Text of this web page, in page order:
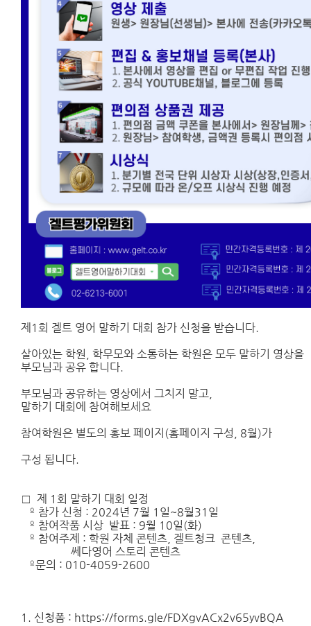
제1회 겔트 영어 말하기 대회 참가 신청을 받습니다.
살아있는 학원, 학무모와 소통하는 학원은 모두 말하기 영상을
부모님과 공유 합니다.
부모님과 공유하는 영상에서 그치지 말고,
말하기 대회에 참여해보세요
참여학원은 별도의 홍보 페이지(홈페이지 구성, 8월)가
구성 됩니다.
□ 제 1회 말하기 대회 일정
º 참가 신청 : 2024년 7월 1일~8월31일
º 참여작품 시상 발표 : 9월 10일(화)
º 참여주제 : 학원 자체 콘텐츠, 겔트청크 콘텐츠,
쎄다영어 스토리 콘텐츠
º문의 : 010-4059-2600
1. 신청폼 : https://forms.gle/FDXgvACx2v65yvBQA